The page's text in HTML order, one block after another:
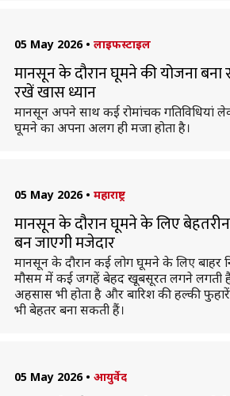
05 May 2026 • लाइफस्टाइल
मानसून के दौरान घूमने की योजना बना
रखें खास ध्यान
मानसून अपने साथ कई रोमांचक गतिविधियां
घूमने का अपना अलग ही मजा होता है।
05 May 2026 • महाराष्ट्र
मानसून के दौरान घूमने के लिए बेहतरीन
बन जाएगी मजेदार
मानसून के दौरान कई लोग घूमने के लिए बाहर
मौसम में कई जगहें बेहद खूबसूरत लगने लगती
अहसास भी होता है और बारिश की हल्की
भी बेहतर बना सकती हैं।
05 May 2026 • आयुर्वेद